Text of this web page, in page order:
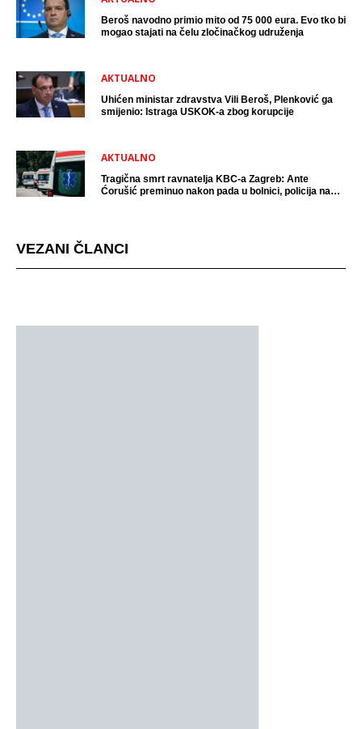
Beroš navodno primio mito od 75 000 eura. Evo tko bi
mogao stajati na čelu zločinačkog udruženja
AKTUALNO
Uhićen ministar zdravstva Vili Beroš, Plenković ga
smijenio: Istraga USKOK-a zbog korupcije
AKTUALNO
Tragična smrt ravnatelja KBC-a Zagreb: Ante
Ćorušić preminuo nakon pada u bolnici, policija na
VEZANI ČLANCI